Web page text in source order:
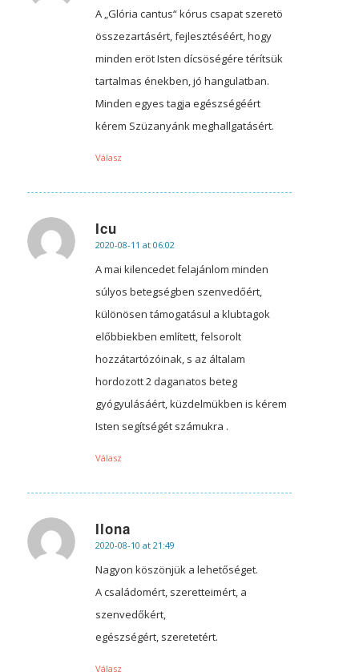
A „Glória cantus“ kórus csapat szeretö
összezartásért, fejlesztéséért, hogy
minden eröt Isten dícsöségére térítsük
tartalmas énekben, jó hangulatban.
Minden egyes tagja egészségéért
kérem Szüzanyánk meghallgatásért.
Válasz
Icu
says:
2020-08-11 at 06:02
A mai kilencedet felajánlom minden
súlyos betegségben szenvedőért,
különösen támogatásul a klubtagok
előbbiekben említett, felsorolt
hozzátartózóinak, s az általam
hordozott 2 daganatos beteg
gyógyulásáért, küzdelmükben is kérem
Isten segítségét számukra .
Válasz
Ilona
says:
2020-08-10 at 21:49
Nagyon köszönjük a lehetőséget.
A családomért, szeretteimért, a
szenvedőkért,
egészségért, szeretetért.
Válasz